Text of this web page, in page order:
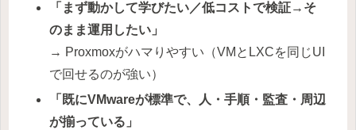
「まず動かして学びたい／低コストで検証→そ
のまま運用したい」
→ Proxmoxがハマりやすい（VMとLXCを同じUI
で回せるのが強い）
「既にVMwareが標準で、人・手順・監査・周辺
が揃っている」